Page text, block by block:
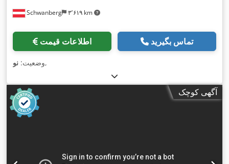
Schwanberg ۳٬۶۱۹ km
اطلاعات قیمت تماس بگیرید
وضعیت: نو ,
آگهی کوچک